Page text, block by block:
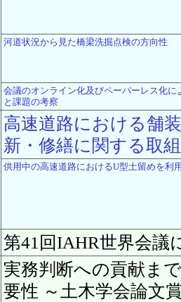
河道状況から見た橋梁洗掘点検の方向性
会議のオンライン化及びペーパーレス化
と課題の考察
高速道路における舗
新・修繕に関する取
供用中の高速道路におけるU型土留めを利
第41回IAHR世界会議
実務判断への貢献ま
要性 ～土木学会論文